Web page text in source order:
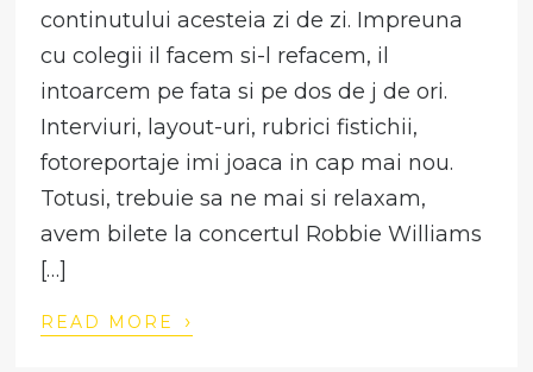
continutului acesteia zi de zi. Impreuna
cu colegii il facem si-l refacem, il
intoarcem pe fata si pe dos de j de ori.
Interviuri, layout-uri, rubrici fistichii,
fotoreportaje imi joaca in cap mai nou.
Totusi, trebuie sa ne mai si relaxam,
avem bilete la concertul Robbie Williams
[…]
READ MORE ›